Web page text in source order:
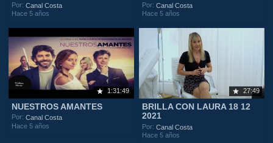
Por:Canal Costa
Hace 5 años
Por:Canal Costa
Hace 5 años
1:31:49
NUESTROS AMANTES
Por:Canal Costa
Hace 5 años
27:49
BRILLA CON LAURA 18 12
2021
Por:Canal Costa
Hace 5 años